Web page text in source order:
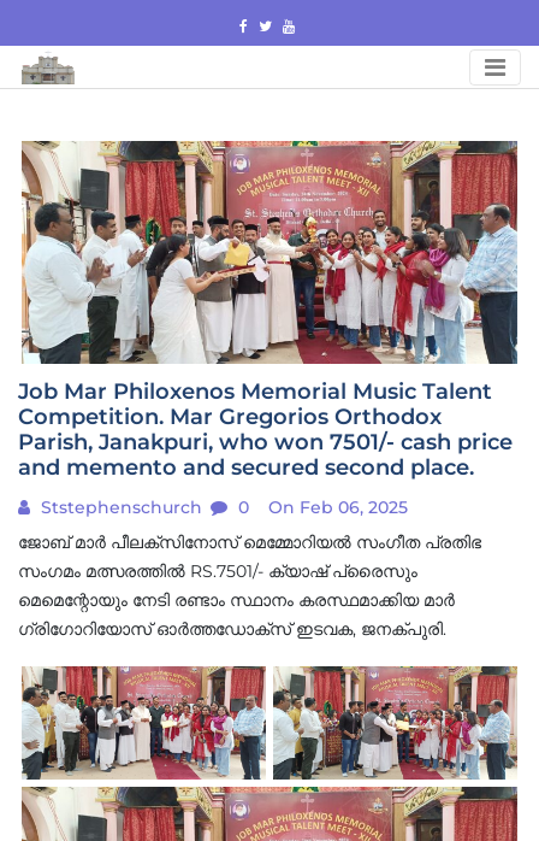
to
content
Job Mar Philoxenos Memorial Music Talent
Competition. Mar Gregorios Orthodox
Parish, Janakpuri, who won 7501/- cash price
and memento and secured second place.
Ststephenschurch 0
On Feb 06, 2025
ജോബ് മാർ പീലക്സിനോസ് മെമ്മോറിയൽ സംഗീത പ്രതിഭ
സംഗമം മത്സരത്തിൽ RS.7501/- ക്യാഷ് പ്രൈസും
മെമെന്റോയും നേടി രണ്ടാം സ്ഥാനം കരസ്ഥമാക്കിയ മാർ
ഗ്രിഗോറിയോസ് ഓർത്തഡോക്സ് ഇടവക, ജനക്പുരി.